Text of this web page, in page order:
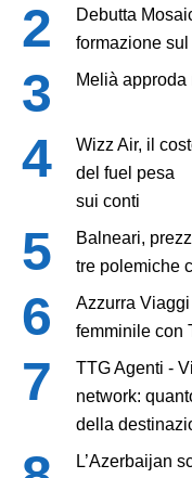
Debutta
formazione sul
Melià
Wizz Air, il
del fuel pesa
sui conti
Balneari,
tre polemiche
Azzurra
femminile con
TTG Agenti -
network:
della
L’Azerbaijan